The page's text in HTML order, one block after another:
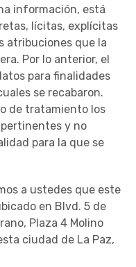
información, está
lícitas, explícitas
atribuciones que la
Por lo anterior, el
para finalidades
se recabaron.
de tratamiento los
y no
para la que se
a ustedes que este
en Blvd. 5 de
Plaza 4 Molino
ciudad de La Paz,